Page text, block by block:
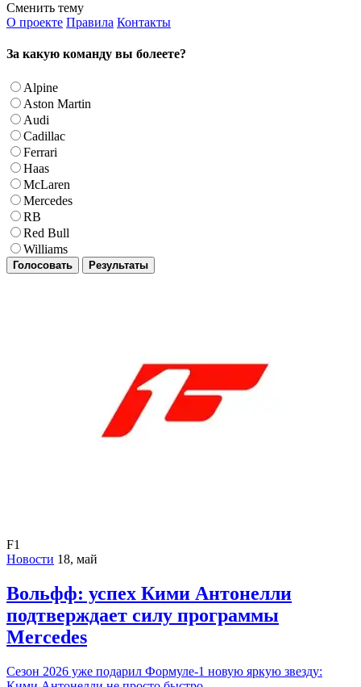
Сменить тему
О проекте Правила Контакты
За какую команду вы болеете?
Alpine
Aston Martin
Audi
Cadillac
Ferrari
Haas
McLaren
Mercedes
RB
Red Bull
Williams
Голосовать Результаты
F1
Новости 18, май
Вольфф: успех Кими Антонелли
подтверждает силу программы
Mercedes
Сезон 2026 уже подарил Формуле-1 новую яркую звезду: